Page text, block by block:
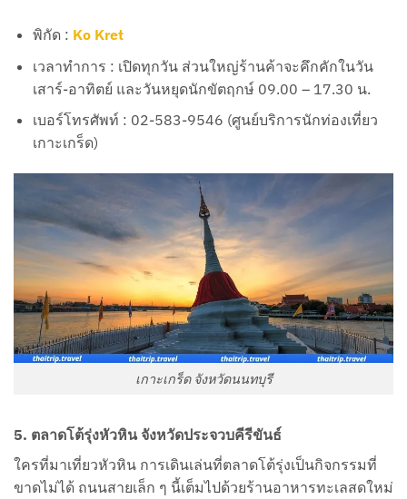
พิกัด : Ko Kret
เวลาทำการ : เปิดทุกวัน ส่วนใหญ่ร้านค้าจะคึกคักในวัน
เสาร์-อาทิตย์ และวันหยุดนักขัตฤกษ์ 09.00 – 17.30 น.
เบอร์โทรศัพท์ : 02-583-9546 (ศูนย์บริการนักท่องเที่ยว
เกาะเกร็ด)
เกาะเกร็ด จังหวัดนนทบุรี
5. ตลาดโต้รุ่งหัวหิน จังหวัดประจวบคีรีขันธ์
ใครที่มาเที่ยวหัวหิน การเดินเล่นที่ตลาดโต้รุ่งเป็นกิจกรรมที่
ขาดไม่ได้ ถนนสายเล็ก ๆ นี้เต็มไปด้วยร้านอาหารทะเลสดใหม่